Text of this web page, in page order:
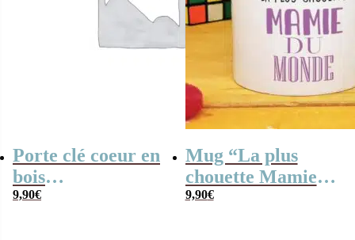
Porte clé coeur en
bois
personnalisable –
9,90€
Mug “La plus
chouette Mamie
du monde”
9,90€